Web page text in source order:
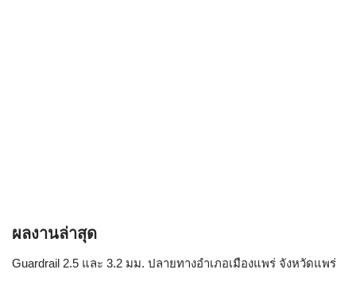
ผลงานล่าสุด
Guardrail 2.5 และ 3.2 มม. ปลายทางอำเภอเมืองแพร่ จังหวัดแพร่